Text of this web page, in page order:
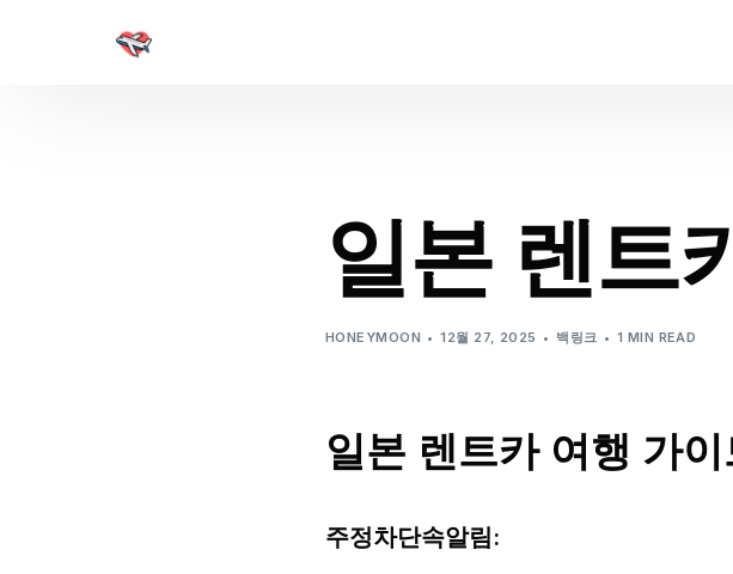
일본 렌트
HONEYMOON 12월 27, 2025 백링크 1 MIN READ
일본 렌트카 여행 가이
주정차단속알림: